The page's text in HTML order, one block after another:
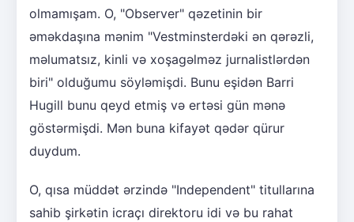
olmamışam. O, "Observer" qəzetinin bir
əməkdaşına mənim "Vestminsterdəki ən qərəzli,
məlumatsız, kinli və xoşagəlməz jurnalistlərdən
biri" olduğumu söyləmişdi. Bunu eşidən Barri
Hugill bunu qeyd etmiş və ertəsi gün mənə
göstərmişdi. Mən buna kifayət qədər qürur
duydum.
O, qısa müddət ərzində "Independent" titullarına
sahib şirkətin icraçı direktoru idi və bu rahat